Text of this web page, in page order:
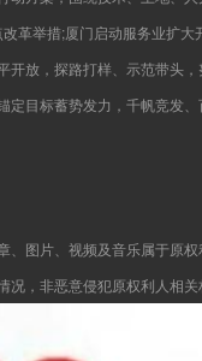
革举措;厦门启动服务业扩
放，探路打样、示范带头，
目标蓄势发力，千帆竞发
、图片、视频及音乐属于原
况，非恶意侵犯原权利人相